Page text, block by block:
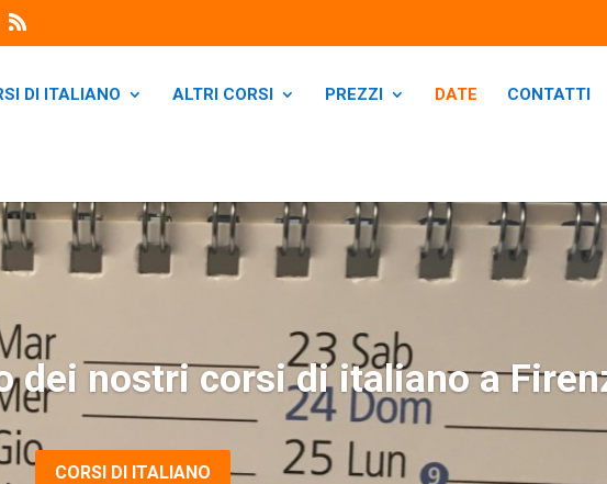
DI ITALIANO ALTRI CORSI PREZZI DATE CONTATTI
dei nostri corsi di italiano a
CORSI DI ITALIANO